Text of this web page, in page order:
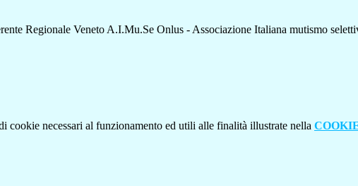
Regionale Veneto A.I.Mu.Se Onlus - Associazione Italiana mutismo
cookie necessari al funzionamento ed utili alle finalità illustrate nella